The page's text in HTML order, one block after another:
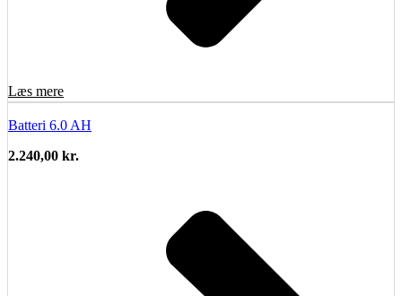
Læs mere
Batteri 6.0 AH
2.240,00 kr.